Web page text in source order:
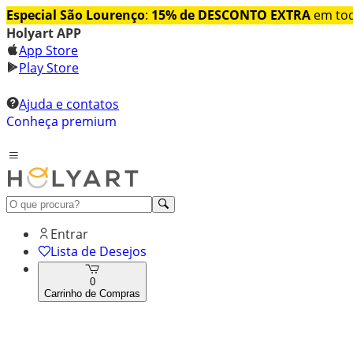
Especial São Lourenço: 15% de DESCONTO EXTRA em
Holyart APP
App Store
Play Store
Ajuda e contatos
Conheça premium
Entrar
Lista de Desejos
0
Carrinho de Compras